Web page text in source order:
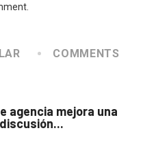
COMMENTS
agencia mejora una